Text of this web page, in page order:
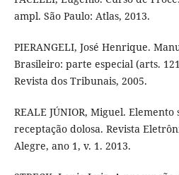
ampl. São Paulo: Atlas, 2013.
PIERANGELI, José Henrique.
Brasileiro: parte especial (arts.
Revista dos Tribunais, 2005.
REALE JÚNIOR, Miguel.
receptação dolosa. Revista
Alegre, ano 1, v. 1. 2013.